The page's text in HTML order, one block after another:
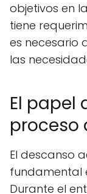
objetivos en la
tiene
es necesario
las
El papel
proceso
El descanso
fundamental
Durante el